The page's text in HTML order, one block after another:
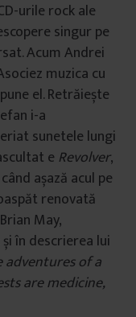
urile rock ale
singur pe
Acum Andrei
muzica cu
el. Retrăiește
i-a
sunetele lungi
e Revolver,
așază acul pe
renovată
May,
în descrierea lui
adventures of a
are medicine,